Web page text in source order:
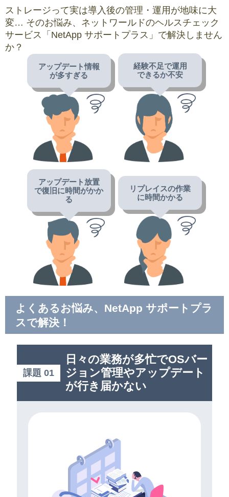
ストレージって実は導入後の管理・運用が地味に大
変… そのお悩み、ネットワールドのヘルスチェック
サービス「NetApp サポートプラス」で解決しません
か？
アップデート情報
が多すぎる
経験不足で運用
できるか不安
アップデート放置
で復旧に時間がかか
る
リプレイスの作業
に時間かかる
よくあるお悩み、NetApp サポートプラ
スで解決！
課題 01
日々の業務が多忙でOSバー
ジョン管理やアップデート
が行き届かない